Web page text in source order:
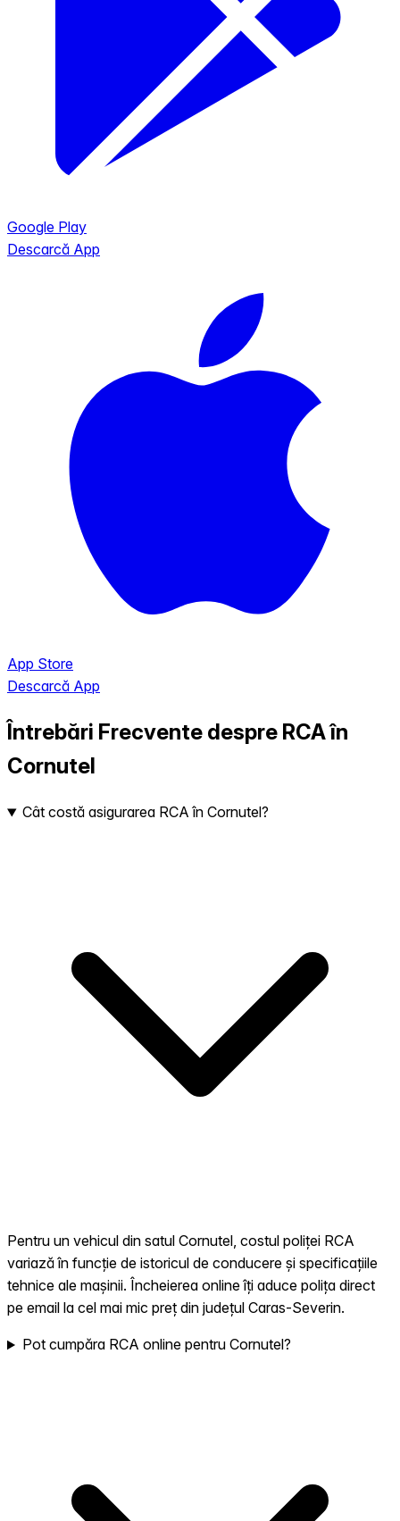
Google Play
Descarcă App
App Store
Descarcă App
Întrebări Frecvente despre RCA în
Cornutel
Cât costă asigurarea RCA în Cornutel?
Pentru un vehicul din satul Cornutel, costul poliței RCA
variază în funcție de istoricul de conducere și specificațiile
tehnice ale mașinii. Încheierea online îți aduce polița direct
pe email la cel mai mic preț din județul Caras-Severin.
Pot cumpăra RCA online pentru Cornutel?